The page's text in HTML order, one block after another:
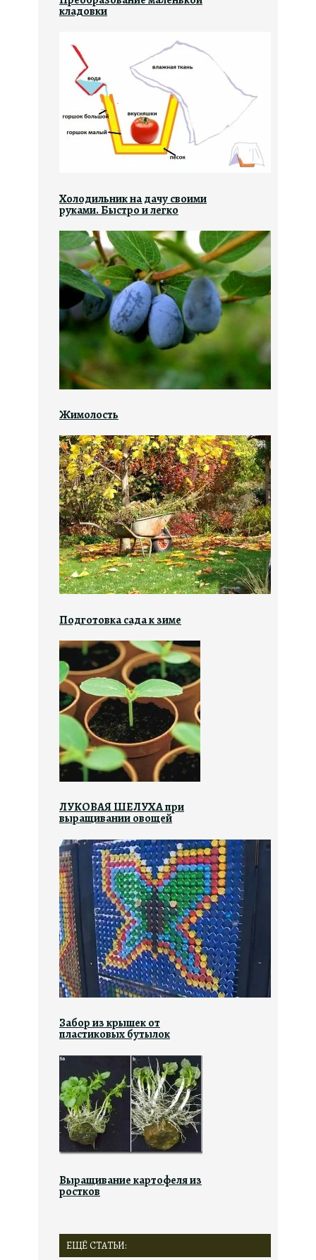
кладовки
Холодильник на дачу своими
руками. Быстро и легко
Жимолость
Подготовка сада к зиме
ЛУКОВАЯ ШЕЛУХА при
выращивании овощей
Забор из крышек от
пластиковых бутылок
Выращивание картофеля из
ростков
ЕЩЁ СТАТЬИ: